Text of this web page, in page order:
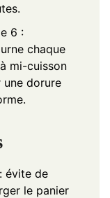
6 :
chaque
mi-cuisson
une dorure
évite de
le panier